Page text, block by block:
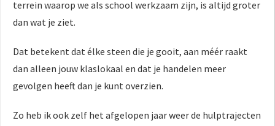
terrein waarop we als school werkzaam zijn, is altijd groter
dan wat je ziet.
Dat betekent dat élke steen die je gooit, aan méér raakt
dan alleen jouw klaslokaal en dat je handelen meer
gevolgen heeft dan je kunt overzien.
Zo heb ik ook zelf het afgelopen jaar weer de hulptrajecten